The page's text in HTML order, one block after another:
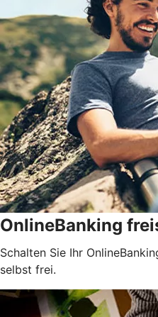
OnlineBanking
Schalten Sie Ihr
selbst frei.